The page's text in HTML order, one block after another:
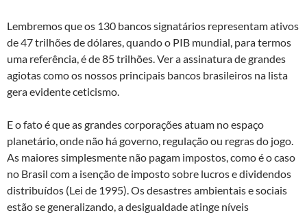
Lembremos que os 130 bancos signatários representam ativos
de 47 trilhões de dólares, quando o PIB mundial, para termos
uma referência, é de 85 trilhões. Ver a assinatura de grandes
agiotas como os nossos principais bancos brasileiros na lista
gera evidente ceticismo.
E o fato é que as grandes corporações atuam no espaço
planetário, onde não há governo, regulação ou regras do jogo.
As maiores simplesmente não pagam impostos, como é o caso
no Brasil com a isenção de imposto sobre lucros e dividendos
distribuídos (Lei de 1995). Os desastres ambientais e sociais
estão se generalizando, a desigualdade atinge níveis